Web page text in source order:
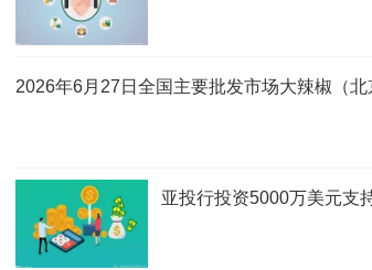
2026年6月27日全国主要批发市场大辣椒（
亚投行投资5000万美元支